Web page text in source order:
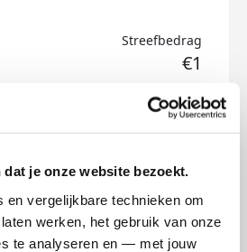
dat je onze website bezoekt.
en vergelijkbare technieken om
werken, het gebruik van onze
te analyseren en — met jouw
Streefbedrag
€1
badges